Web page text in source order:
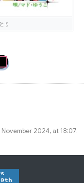
り
2024, at 18:07.